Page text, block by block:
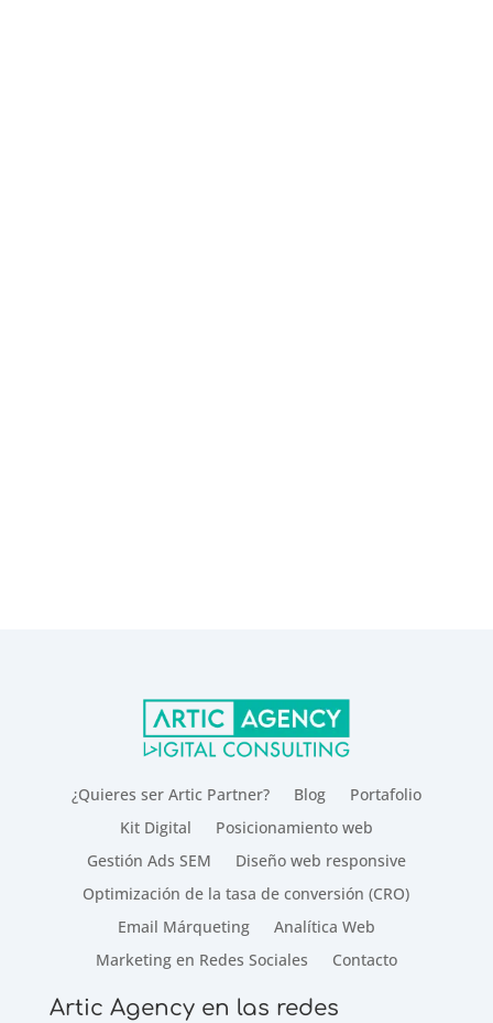
¿Quieres ser Artic Partner? Blog
Portafolio
Kit Digital
Posicionamiento web
Gestión Ads SEM
Diseño web responsive
Optimización de la tasa de conversión (CRO)
Email Márqueting
Analítica Web
Marketing en Redes Sociales
Contacto
Artic Agency en las redes